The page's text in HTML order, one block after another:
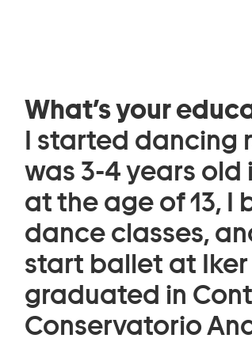
What’s your
I started dancing
was 3-4 years old
at the age of 13,
dance classes,
start ballet at Iker
graduated in
Conservatorio